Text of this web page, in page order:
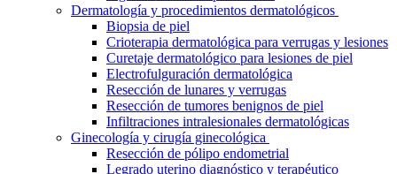
Dermatología y procedimientos dermatológicos
Biopsia de piel
Crioterapia dermatológica para verrugas y lesiones
Curetaje dermatológico para lesiones de piel
Electrofulguración dermatológica
Resección de lunares y verrugas
Resección de tumores benignos de piel
Infiltraciones intralesionales dermatológicas
Ginecología y cirugía ginecológica
Resección de pólipo endometrial
Legrado uterino diagnóstico y terapéutico